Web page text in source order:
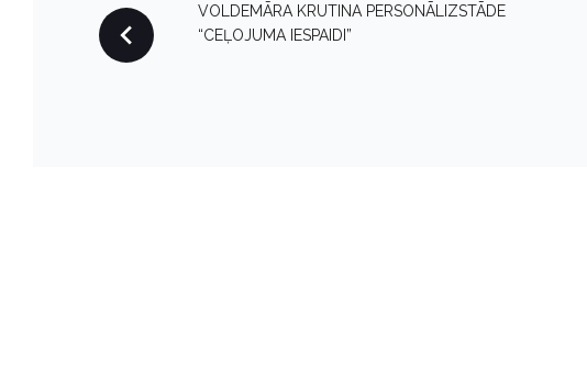
P
O
VOLDEMĀRA KRUTINA PERSONĀLIZSTĀDE
“CEĻOJUMA IESPAIDI”